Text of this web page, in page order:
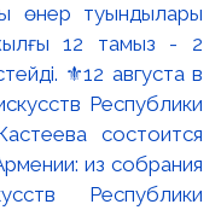
өнер туындылары
12 тамыз - 2
⚜️12 августа в
Республики
состоится
из собрания
Республики